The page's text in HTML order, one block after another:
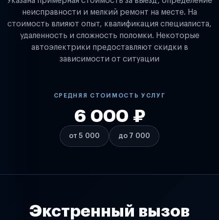
неисправности и мелкий ремонт на месте. На
стоимость влияют опыт, квалификация специалиста,
удаленность и сложность поломки. Некоторые
автоэлектрики предоставляют скидки в
зависимости от ситуации
СРЕДНЯЯ СТОИМОСТЬ УСЛУГ
от 5 000
6 000 ₽
до 7 000
Экстренный вызов